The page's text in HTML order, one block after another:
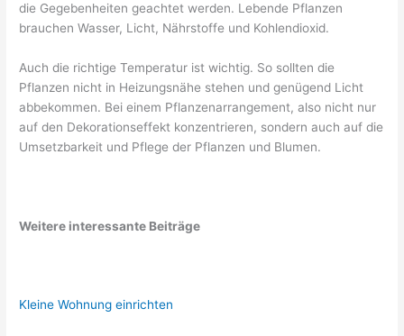
die Gegebenheiten geachtet werden. Lebende Pflanzen
brauchen Wasser, Licht, Nährstoffe und Kohlendioxid.
Auch die richtige Temperatur ist wichtig. So sollten die
Pflanzen nicht in Heizungsnähe stehen und genügend Licht
abbekommen. Bei einem Pflanzenarrangement, also nicht nur
auf den Dekorationseffekt konzentrieren, sondern auch auf die
Umsetzbarkeit und Pflege der Pflanzen und Blumen.
Weitere interessante Beiträge
Kleine Wohnung einrichten